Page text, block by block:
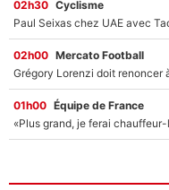
02h30 Cyclisme
02h00 Mercato Football
01h00 Équipe de France